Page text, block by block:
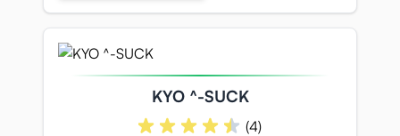
KYO ^-SUCK
(4)